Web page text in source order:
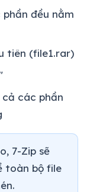
đều nằm
tiên (file1.rar)
các phần
7-Zip sẽ
toàn bộ file